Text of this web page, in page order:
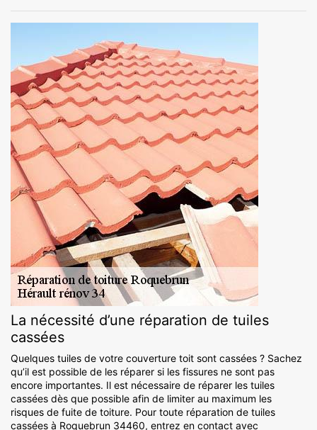
La nécessité d’une réparation de tuiles
cassées
Quelques tuiles de votre couverture toit sont cassées ? Sachez
qu’il est possible de les réparer si les fissures ne sont pas
encore importantes. Il est nécessaire de réparer les tuiles
cassées dès que possible afin de limiter au maximum les
risques de fuite de toiture. Pour toute réparation de tuiles
cassées à Roquebrun 34460, entrez en contact avec